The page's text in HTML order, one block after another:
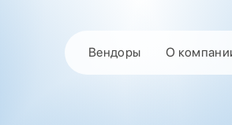
Вендоры О